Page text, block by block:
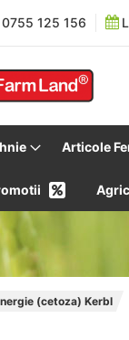
0755 125 156
Articole
(cetoza) Kerbl